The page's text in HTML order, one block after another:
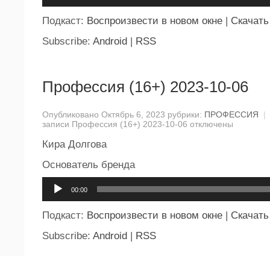
Подкаст: Воспроизвести в новом окне
Скачать
Subscribe: Android RSS
Профессия (16+) 2023-10-06
Опубликовано Октябрь 6, 2023 рубрики: ПРОФЕССИЯ
|
записи Профессия (16+) 2023-10-06 отключены
Кира Долгова
Основатель бренда
00:00
Подкаст: Воспроизвести в новом окне | Скачать
Subscribe: Android | RSS